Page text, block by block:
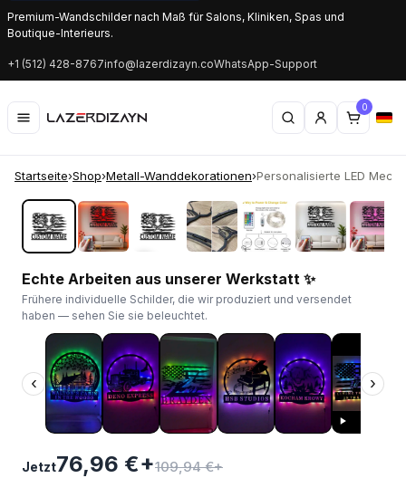
Premium-Wandschilder nach Maß für Salons, Kliniken, Spas und
Boutique-Interieurs.
+1 (512) 428-8767info@lazerdizayn.coWhatsApp-Support
0
Startseite›Shop›Metall-Wanddekorationen›Personalisierte LED
‹ ›
Echte Arbeiten aus unserer Werkstatt ✨
Frühere individuelle Schilder, die wir produziert und versendet
haben — sehen Sie sie beleuchtet.
‹ ›
Jetzt76,96 €+109,94 €+